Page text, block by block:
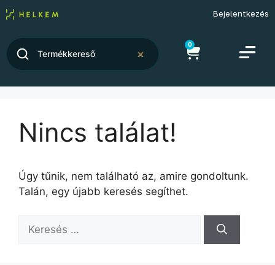
Bejelentkezés
0
Nincs találat!
Úgy tűnik, nem található az, amire gondoltunk.
Talán, egy újabb keresés segíthet.